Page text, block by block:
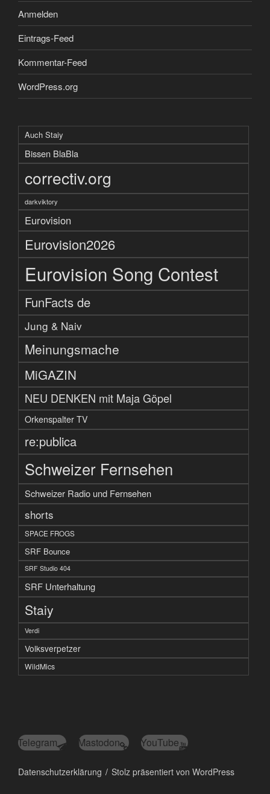
Anmelden
Eintrags-Feed
Kommentar-Feed
WordPress.org
Auch Staiy
Bissen BlaBla
correctiv.org
darkviktory
Eurovision
Eurovision2026
Eurovision Song Contest
FunFacts de
Jung & Naiv
Meinungsmache
MiGAZIN
NEU DENKEN mit Maja Göpel
Orkenspalter TV
re:publica
Schweizer Fernsehen
Schweizer Radio und Fernsehen
shorts
SPACE FROGS
SRF Bounce
SRF Studio 404
SRF Unterhaltung
Staiy
Verdi
Volksverpetzer
WildMics
Telegram Mastodon YouTube
Datenschutzerklärung Stolz präsentiert von WordPress